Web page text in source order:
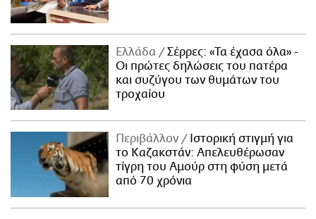
Ελλάδα
Σέρρες: «Τα έχασα όλα» -
Οι πρώτες δηλώσεις του πατέρα
και συζύγου των θυμάτων του
τροχαίου
Περιβάλλον
Ιστορική στιγμή για
το Καζακστάν: Απελευθέρωσαν
τίγρη του Αμούρ στη φύση μετά
από 70 χρόνια